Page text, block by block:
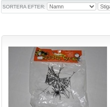
SORTERA EFTER: